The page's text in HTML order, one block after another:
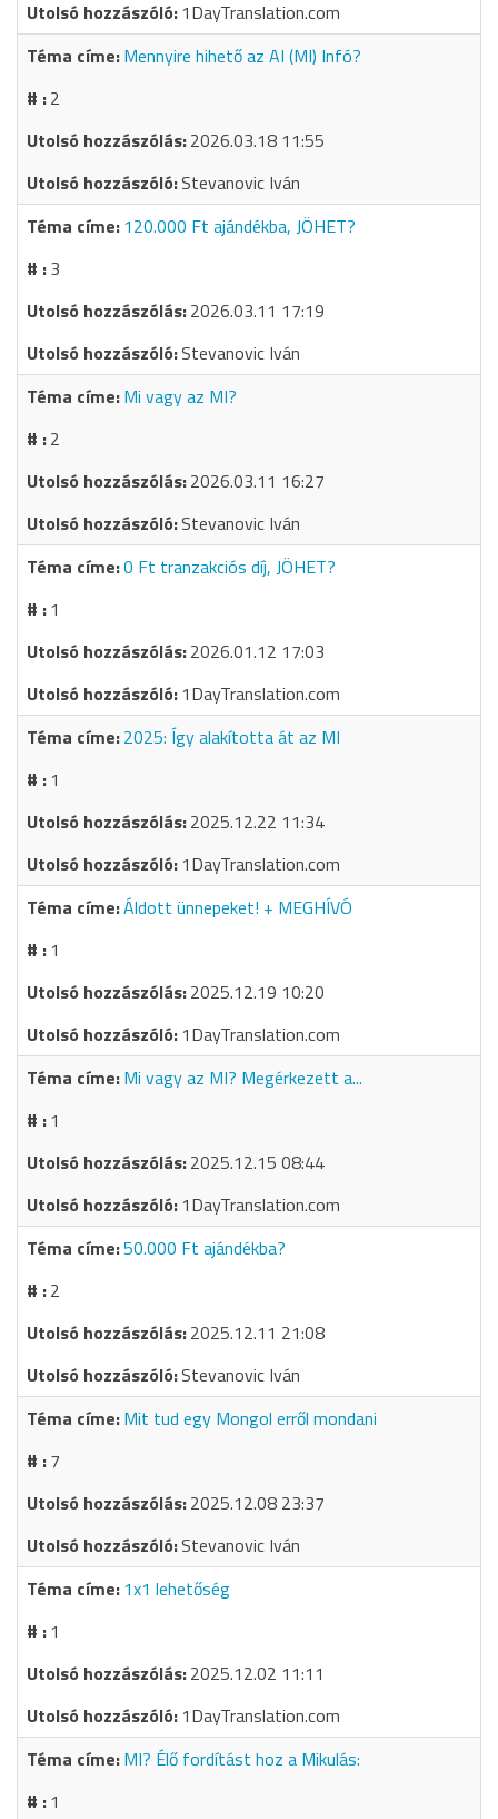
1DayTranslation.com
Mennyire hihető az AI (MI) Infó?
2
2026.03.18 11:55
Stevanovic Iván
120.000 Ft ajándékba, JÖHET?
3
2026.03.11 17:19
Stevanovic Iván
Mi vagy az MI?
2
2026.03.11 16:27
Stevanovic Iván
0 Ft tranzakciós díj, JÖHET?
1
2026.01.12 17:03
1DayTranslation.com
2025: Így alakította át az MI
1
2025.12.22 11:34
1DayTranslation.com
Áldott ünnepeket! + MEGHÍVÓ
1
2025.12.19 10:20
1DayTranslation.com
Mi vagy az MI? Megérkezett a...
1
2025.12.15 08:44
1DayTranslation.com
50.000 Ft ajándékba?
2
2025.12.11 21:08
Stevanovic Iván
Mit tud egy Mongol erről mondani
7
2025.12.08 23:37
Stevanovic Iván
1x1 lehetőség
1
2025.12.02 11:11
1DayTranslation.com
MI? Élő fordítást hoz a Mikulás:
1